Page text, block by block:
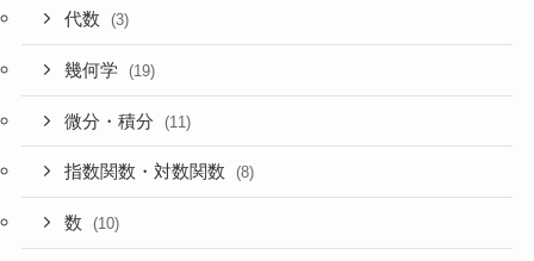
代数 (3)
幾何学 (19)
微分・積分 (11)
指数関数・対数関数 (8)
数 (10)